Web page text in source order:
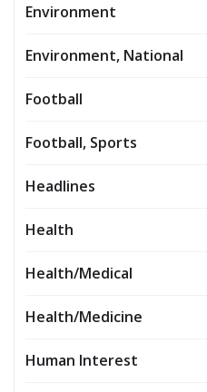
Environment
Environment, National
Football
Football, Sports
Headlines
Health
Health/Medical
Health/Medicine
Human Interest